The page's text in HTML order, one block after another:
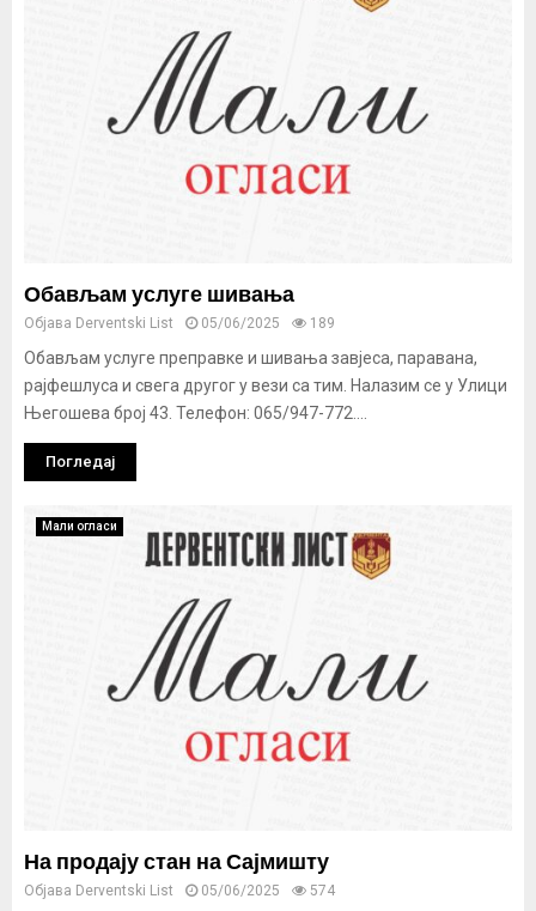
Обављам услуге шивања
Објава Derventski List 05/06/2025 189
Обављам услуге преправке и шивања завјеса, паравана,
рајфешлуса и свега другог у вези са тим. Налазим се у Улици
Његошева број 43. Телефон: 065/947-772....
Погледај
Мали огласи
На продају стан на Сајмишту
Објава Derventski List 05/06/2025 574